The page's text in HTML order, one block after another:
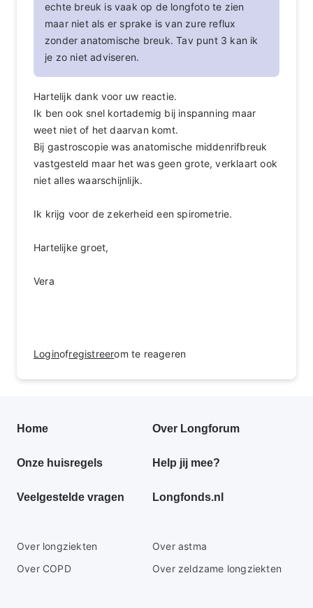
echte breuk is vaak op de longfoto te zien
maar niet als er sprake is van zure reflux
zonder anatomische breuk. Tav punt 3 kan ik
je zo niet adviseren.
Hartelijk dank voor uw reactie.
Ik ben ook snel kortademig bij inspanning maar
weet niet of het daarvan komt.
Bij gastroscopie was anatomische middenrifbreuk
vastgesteld maar het was geen grote, verklaart ook
niet alles waarschijnlijk.
Ik krijg voor de zekerheid een spirometrie.
Hartelijke groet,
Vera
Loginofregistreerom te reageren
Primair
menu
Home Over Longforum
Onze huisregels Help jij mee?
Veelgestelde vragen Longfonds.nl
Secundaire
footer
Over longziekten
Over astma
Over COPD
Over zeldzame longziekten